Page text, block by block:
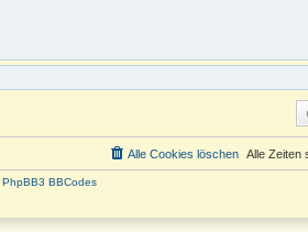
Alle Zeiten
Alle Cookies löschen
PhpBB3 BBCodes